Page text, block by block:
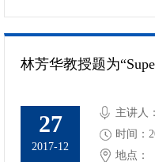
27
2017-12
主讲人
时间：
地点：